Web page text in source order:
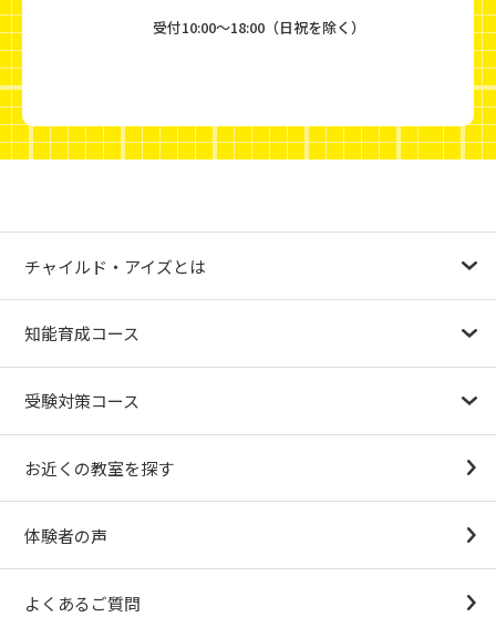
受付10:00〜18:00（日祝を除く）
チャイルド・アイズとは
知能育成コース
1.5歳〜
3歳
4歳（年少）
5歳（年中）
6歳（年長）
小１～
パターンブロック
IQ（知能）テスト
検定対策
受験対策コース
幼稚園受験対策
小学校受験コース
（思考力アドバンスコースアストルム）
最新合格速報
お近くの教室を探す
体験者の声
よくあるご質問